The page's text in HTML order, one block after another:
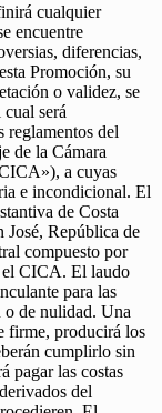
cualquier
encuentre
diferencias,
Promoción, su
o validez, se
será
reglamentos del
de la Cámara
a cuyas
e incondicional. El
de Costa
José, República de
compuesto por
el CICA. El laudo
para las
o de nulidad. Una
firme, producirá los
cumplirlo sin
pagar las costas
del